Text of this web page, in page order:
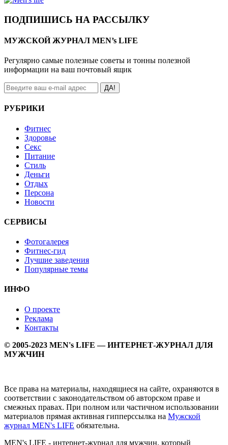
ПОДПИШИСЬ НА РАССЫЛКУ
МУЖСКОЙ ЖУРНАЛ MEN’s LIFE
Регулярно самые полезные советы и тонны полезной
информации на ваш почтовый ящик
ДА!
РУБРИКИ
Фитнес
Здоровье
Секс
Питание
Стиль
Деньги
Отдых
Персона
Новости
СЕРВИСЫ
Фотогалерея
Фитнес-гид
Лучшие заведения
Популярные темы
ИНФО
О проекте
Реклама
Контакты
© 2005-2023 MEN's LIFE — ИНТЕРНЕТ-ЖУРНАЛ ДЛЯ
МУЖЧИН
Все права на материалы, находящиеся на сайте, охраняются в
соответствии с законодательством об авторском праве и
смежных правах. При полном или частичном использовании
материалов прямая активная гипперссылка на Мужской
журнал MEN's LIFE обязательна.
MEN's LIFE - интернет-журнал для мужчин, который